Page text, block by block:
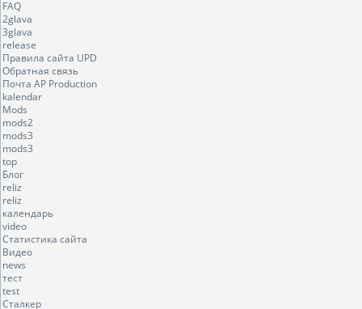
FAQ
2glava
3glava
release
Правила сайта UPD
Обратная связь
Почта AP Production
kalendar
Mods
mods2
mods3
mods3
top
Блог
reliz
reliz
календарь
video
Статистика сайта
Видео
news
тест
test
Сталкер